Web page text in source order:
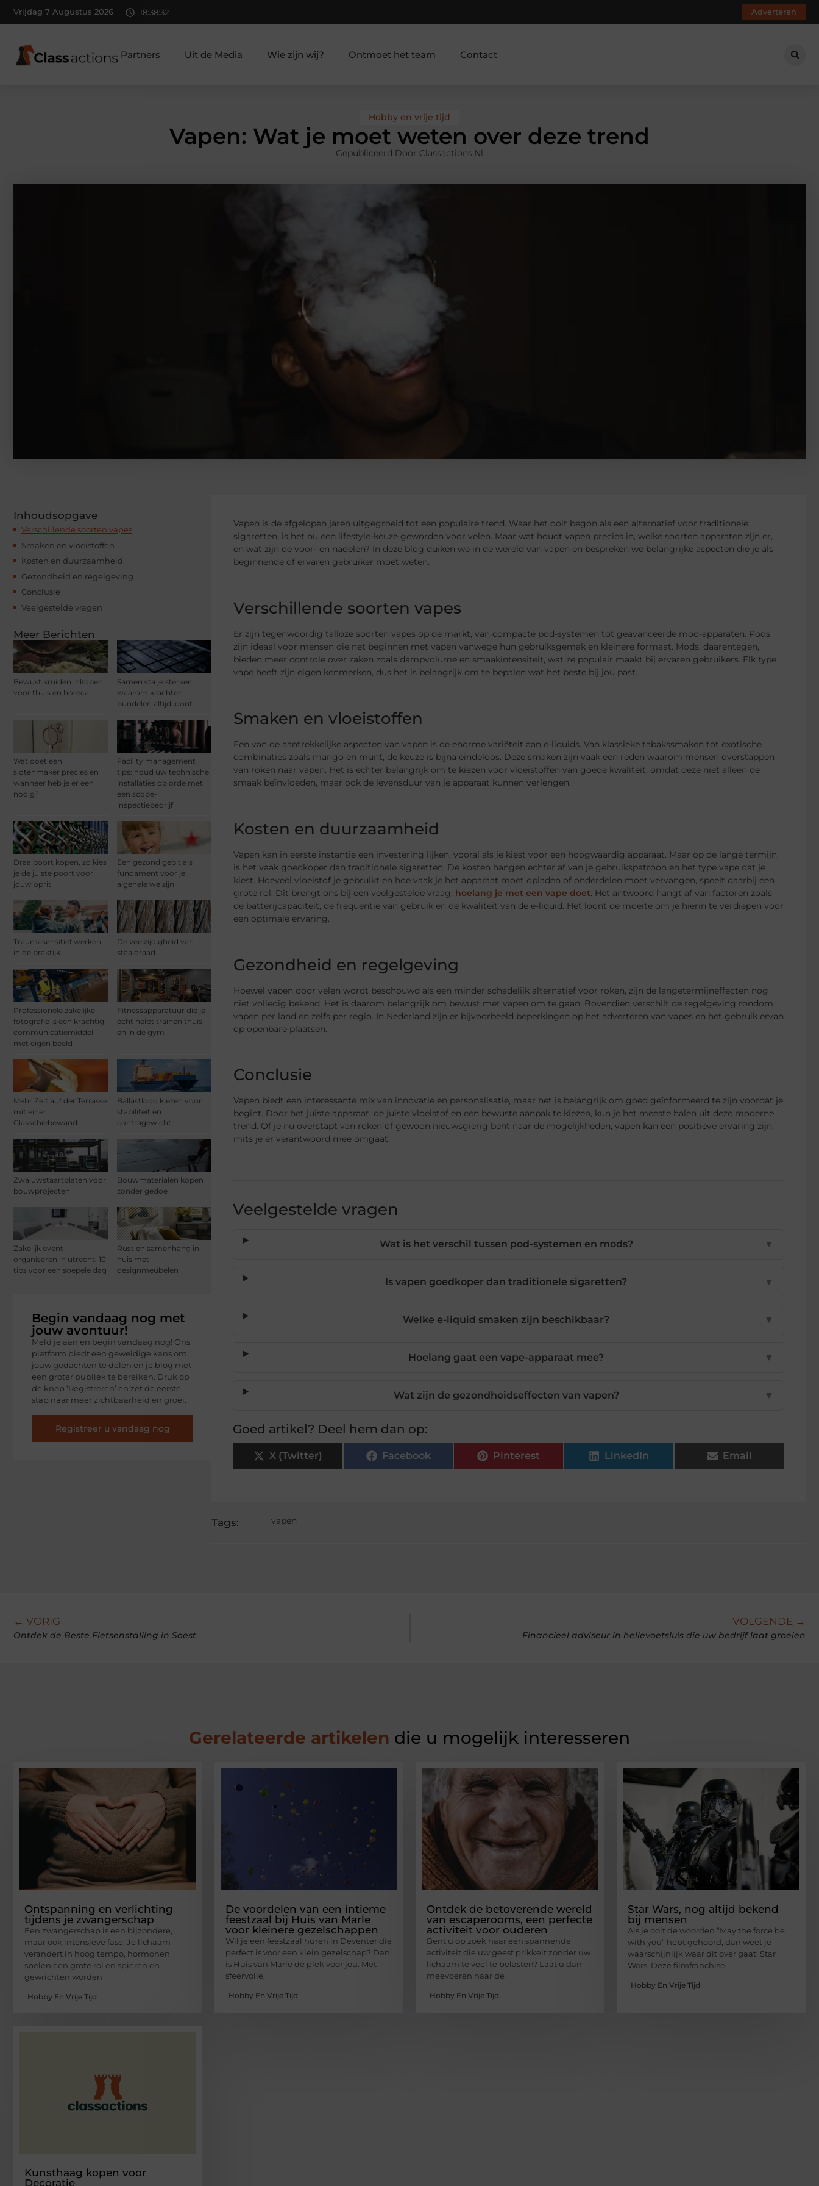
Vrijdag 7 Augustus 2026 18:38:34 Adverteren
Partners Uit de Media Wie zijn wij? Ontmoet het team Contact
Hobby en vrije tijd
Vapen: Wat je moet weten over deze trend
Gepubliceerd Door Classactions.nl
Inhoudsopgave
Verschillende soorten vapes
Smaken en vloeistoffen
Kosten en duurzaamheid
Gezondheid en regelgeving
Conclusie
Veelgestelde vragen
Meer Berichten
Bewust kruiden inkopen
voor thuis en horeca
Samen sta je sterker:
waarom krachten
bundelen altijd loont
Wat doet een
slotenmaker precies en
wanneer heb je er een
nodig?
Facility management
tips: houd uw technische
installaties op orde met
een scope-
inspectiebedrijf
Draaipoort kopen, zo kies
je de juiste poort voor
jouw oprit
Een gezond gebit als
fundament voor je
algehele welzijn
Traumasensitief werken
in de praktijk
De veelzijdigheid van
staaldraad
Professionele zakelijke
fotografie is een krachtig
communicatiemiddel
met eigen beeld
Fitnessapparatuur die je
écht helpt trainen thuis
en in de gym
Mehr Zeit auf der Terrasse
mit einer
Glasschiebewand
Ballastlood kiezen voor
stabiliteit en
contragewicht
Zwaluwstaartplaten voor
bouwprojecten
Bouwmaterialen kopen
zonder gedoe
Zakelijk event
organiseren in utrecht: 10
tips voor een soepele dag
Rust en samenhang in
huis met
designmeubelen
Begin vandaag nog met
jouw avontuur!
Meld je aan en begin vandaag nog! Ons
platform biedt een geweldige kans om
jouw gedachten te delen en je blog met
een groter publiek te bereiken. Druk op
de knop ‘Registreren’ en zet de eerste
stap naar meer zichtbaarheid en groei.
Registreer u vandaag nog
Vapen is de afgelopen jaren uitgegroeid tot een populaire trend. Waar het ooit begon als een alternatief voor traditionele
sigaretten, is het nu een lifestyle-keuze geworden voor velen. Maar wat houdt vapen precies in, welke soorten apparaten zijn er,
en wat zijn de voor- en nadelen? In deze blog duiken we in de wereld van vapen en bespreken we belangrijke aspecten die je als
beginnende of ervaren gebruiker moet weten.
Verschillende soorten vapes
Er zijn tegenwoordig talloze soorten vapes op de markt, van compacte pod-systemen tot geavanceerde mod-apparaten. Pods
zijn ideaal voor mensen die net beginnen met vapen vanwege hun gebruiksgemak en kleinere formaat. Mods, daarentegen,
bieden meer controle over zaken zoals dampvolume en smaakintensiteit, wat ze populair maakt bij ervaren gebruikers. Elk type
vape heeft zijn eigen kenmerken, dus het is belangrijk om te bepalen wat het beste bij jou past.
Smaken en vloeistoffen
Een van de aantrekkelijke aspecten van vapen is de enorme variëteit aan e-liquids. Van klassieke tabakssmaken tot exotische
combinaties zoals mango en munt, de keuze is bijna eindeloos. Deze smaken zijn vaak een reden waarom mensen overstappen
van roken naar vapen. Het is echter belangrijk om te kiezen voor vloeistoffen van goede kwaliteit, omdat deze niet alleen de
smaak beïnvloeden, maar ook de levensduur van je apparaat kunnen verlengen.
Kosten en duurzaamheid
Vapen kan in eerste instantie een investering lijken, vooral als je kiest voor een hoogwaardig apparaat. Maar op de lange termijn
is het vaak goedkoper dan traditionele sigaretten. De kosten hangen echter af van je gebruikspatroon en het type vape dat je
kiest. Hoeveel vloeistof je gebruikt en hoe vaak je het apparaat moet opladen of onderdelen moet vervangen, speelt daarbij een
grote rol. Dit brengt ons bij een veelgestelde vraag: hoelang je met een vape doet. Het antwoord hangt af van factoren zoals
de batterijcapaciteit, de frequentie van gebruik en de kwaliteit van de e-liquid. Het loont de moeite om je hierin te verdiepen voor
een optimale ervaring.
Gezondheid en regelgeving
Hoewel vapen door velen wordt beschouwd als een minder schadelijk alternatief voor roken, zijn de langetermijneffecten nog
niet volledig bekend. Het is daarom belangrijk om bewust met vapen om te gaan. Bovendien verschilt de regelgeving rondom
vapen per land en zelfs per regio. In Nederland zijn er bijvoorbeeld beperkingen op het adverteren van vapes en het gebruik ervan
op openbare plaatsen.
Conclusie
Vapen biedt een interessante mix van innovatie en personalisatie, maar het is belangrijk om goed geïnformeerd te zijn voordat je
begint. Door het juiste apparaat, de juiste vloeistof en een bewuste aanpak te kiezen, kun je het meeste halen uit deze moderne
trend. Of je nu overstapt van roken of gewoon nieuwsgierig bent naar de mogelijkheden, vapen kan een positieve ervaring zijn,
mits je er verantwoord mee omgaat.
Veelgestelde vragen
Wat is het verschil tussen pod-systemen en mods? ▼
Is vapen goedkoper dan traditionele sigaretten? ▼
Welke e-liquid smaken zijn beschikbaar? ▼
Hoelang gaat een vape-apparaat mee? ▼
Wat zijn de gezondheidseffecten van vapen? ▼
Goed artikel? Deel hem dan op:
X (Twitter) Facebook Pinterest LinkedIn Email
Tags: vapen
← VORIG
Ontdek de Beste Fietsenstalling in Soest
VOLGENDE →
Financieel adviseur in hellevoetsluis die uw bedrijf laat groeien
Gerelateerde artikelen die u mogelijk interesseren
Ontspanning en verlichting
tijdens je zwangerschap
Een zwangerschap is een bijzondere,
maar ook intensieve fase. Je lichaam
verandert in hoog tempo, hormonen
spelen een grote rol en spieren en
gewrichten worden
Hobby En Vrije Tijd
De voordelen van een intieme
feestzaal bij Huis van Marle
voor kleinere gezelschappen
Wil je een feestzaal huren in Deventer die
perfect is voor een klein gezelschap? Dan
is Huis van Marle dé plek voor jou. Met
sfeervolle,
Hobby En Vrije Tijd
Ontdek de betoverende wereld
van escaperooms, een perfecte
activiteit voor ouderen
Bent u op zoek naar een spannende
activiteit die uw geest prikkelt zonder uw
lichaam te veel te belasten? Laat u dan
meevoeren naar de
Hobby En Vrije Tijd
Star Wars, nog altijd bekend
bij mensen
Als je ooit de woorden “May the force be
with you” hebt gehoord, dan weet je
waarschijnlijk waar dit over gaat: Star
Wars. Deze filmfranchise
Hobby En Vrije Tijd
Kunsthaag kopen voor
Decoratie